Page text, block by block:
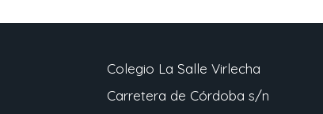
Colegio La Salle Virlecha
Carretera de Córdoba s/n